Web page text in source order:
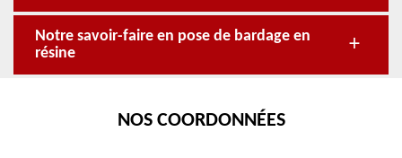
Notre savoir-faire en pose de bardage en
résine
NOS COORDONNÉES